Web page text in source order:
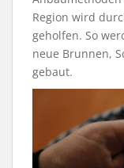
Region wird
geholfen. So
neue Brunnen,
gebaut.